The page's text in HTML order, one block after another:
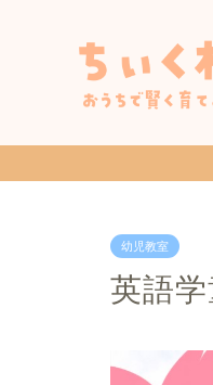
幼児教室
英語